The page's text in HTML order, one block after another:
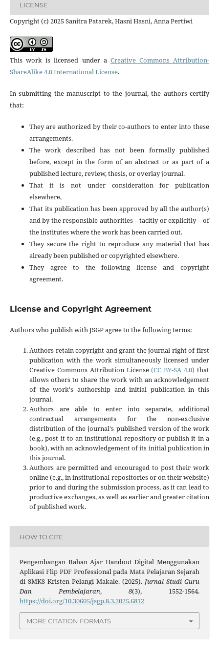
LICENSE
Copyright (c) 2025 Sanitra Patarek, Hasni Hasni, Anna Pertiwi
This work is licensed under a Creative Commons Attribution-
ShareAlike 4.0 International License.
In submitting the manuscript to the journal, the authors certify
that:
They are authorized by their co-authors to enter into these
arrangements.
The work described has not been formally published
before, except in the form of an abstract or as part of a
published lecture, review, thesis, or overlay journal.
That it is not under consideration for publication
elsewhere,
That its publication has been approved by all the author(s)
and by the responsible authorities – tacitly or explicitly – of
the institutes where the work has been carried out.
They secure the right to reproduce any material that has
already been published or copyrighted elsewhere.
They agree to the following license and copyright
agreement.
License and Copyright Agreement
Authors who publish with JSGP agree to the following terms:
Authors retain copyright and grant the journal right of first
publication with the work simultaneously licensed under
Creative Commons Attribution License(CC BY-SA 4.0) that
allows others to share the work with an acknowledgement
of the work's authorship and initial publication in this
journal.
Authors are able to enter into separate, additional
contractual arrangements for the non-exclusive
distribution of the journal's published version of the work
(e.g., post it to an institutional repository or publish it in a
book), with an acknowledgement of its initial publication in
this journal.
Authors are permitted and encouraged to post their work
online (e.g., in institutional repositories or on their website)
prior to and during the submission process, as it can lead to
productive exchanges, as well as earlier and greater citation
of published work.
HOW TO CITE
Pengembangan Bahan Ajar Handout Digital Menggunakan
Aplikasi Flip PDF Professional pada Mata Pelajaran Sejarah
di SMKS Kristen Pelangi Makale. (2025). Jurnal Studi Guru
Dan Pembelajaran,8(3), 1552-1564.
https://doi.org/10.30605/jsgp.8.3.2025.6812
MORE CITATION FORMATS